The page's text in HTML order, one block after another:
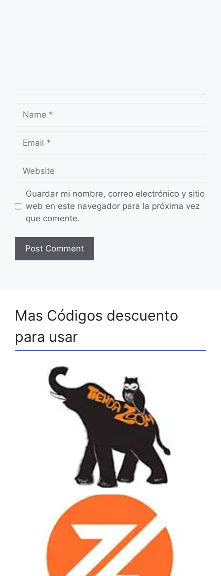
Guardar mi nombre, correo electrónico y sitio
web en este navegador para la próxima vez
que comente.
Mas Códigos descuento
para usar